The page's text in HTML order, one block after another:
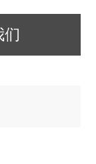
们